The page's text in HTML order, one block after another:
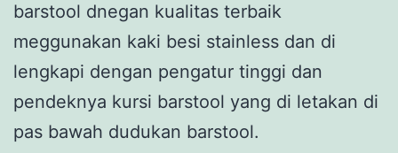
barstool dnegan kualitas terbaik
meggunakan kaki besi stainless dan di
lengkapi dengan pengatur tinggi dan
pendeknya kursi barstool yang di letakan di
pas bawah dudukan barstool.